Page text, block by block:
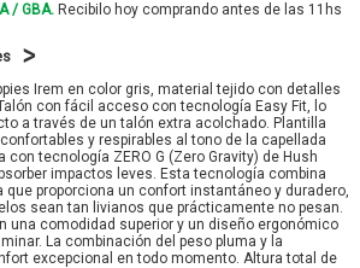
/ GBA. Recibilo hoy comprando antes de las 11hs
Irem en color gris, material tejido con detalles
con fácil acceso con tecnología Easy Fit, lo
a través de un talón extra acolchado. Plantilla
y respirables al tono de la capellada
tecnología ZERO G (Zero Gravity) de Hush
impactos leves. Esta tecnología combina
proporciona un confort instantáneo y duradero,
sean tan livianos que prácticamente no pesan.
una comodidad superior y un diseño ergonómico
La combinación del peso pluma y la
excepcional en todo momento. Altura total de